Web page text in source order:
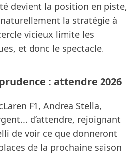
devient la position en piste,
la stratégie à
vicieux limite les
et donc le spectacle.
: attendre 2026
F1, Andrea Stella,
d’attendre, rejoignant
de voir ce que donneront
de la prochaine saison